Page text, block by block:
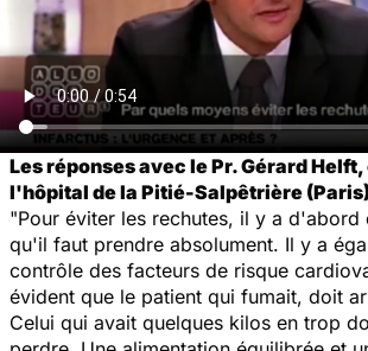
Les réponses avec le Pr. Gérard
l'hôpital de la Pitié-Salpêtrière
"Pour éviter les rechutes, il y a d'abord
qu'il faut prendre absolument. Il y a
contrôle des facteurs de risque
évident que le patient qui fumait, doit
Celui qui avait quelques kilos en trop